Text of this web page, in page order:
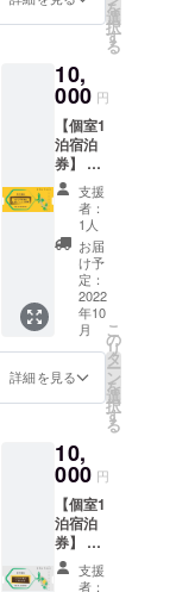
ケット
際に
は、ご
予約時
にチ
ケット
利用の
旨とお
名前を
お伝え
下さ
い。 ＊
電話or
浮木
ホーム
ページ
問い合
わせ頂
予約状
況によ
り希望
日が満
室と
なって
いる事
に1泊で
きる宿
ケット
を提供
致しま
す。 ・
予約受
付日：
2022年
10月16
日から
・有効
期限：
2023年
4月末日
チェッ
クイン
まで ・
人数：
能 ＊予
約の際
に必要
となり
ますの
で、備
考欄に
お名前
を
選
択
す
る
10,
000 円
【個室1
泊宿泊
券】 浮
木の
「ベラ
ンダの
ある2階
の洋
室」に1
泊でき
る宿泊
チケッ
トを提
供致し
ます。
・予約
日：
2022年
10月16
日から
・有効
期限：
2023年
4月末日
支援
者：
1人
お届
け予
定：
2022
年10
月
詳細を見る
こ
の
リ
タ
ー
ン
を
選
択
す
る
10,
000 円
【個室1
泊宿泊
券】 浮
木の
「テラ
支援
者：